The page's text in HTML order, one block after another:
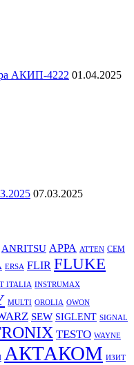
АКИП-4222 01.04.2025
07.03.2025
ANRITSU APPA ATTEN CEM
ERSA FLIR FLUKE
ITALIA INSTRUMAX
MULTI OROLIA OWON
SEW SIGLENT SIGNAL
TESTO WAYNE
АКТАКОМ ИЗИТ